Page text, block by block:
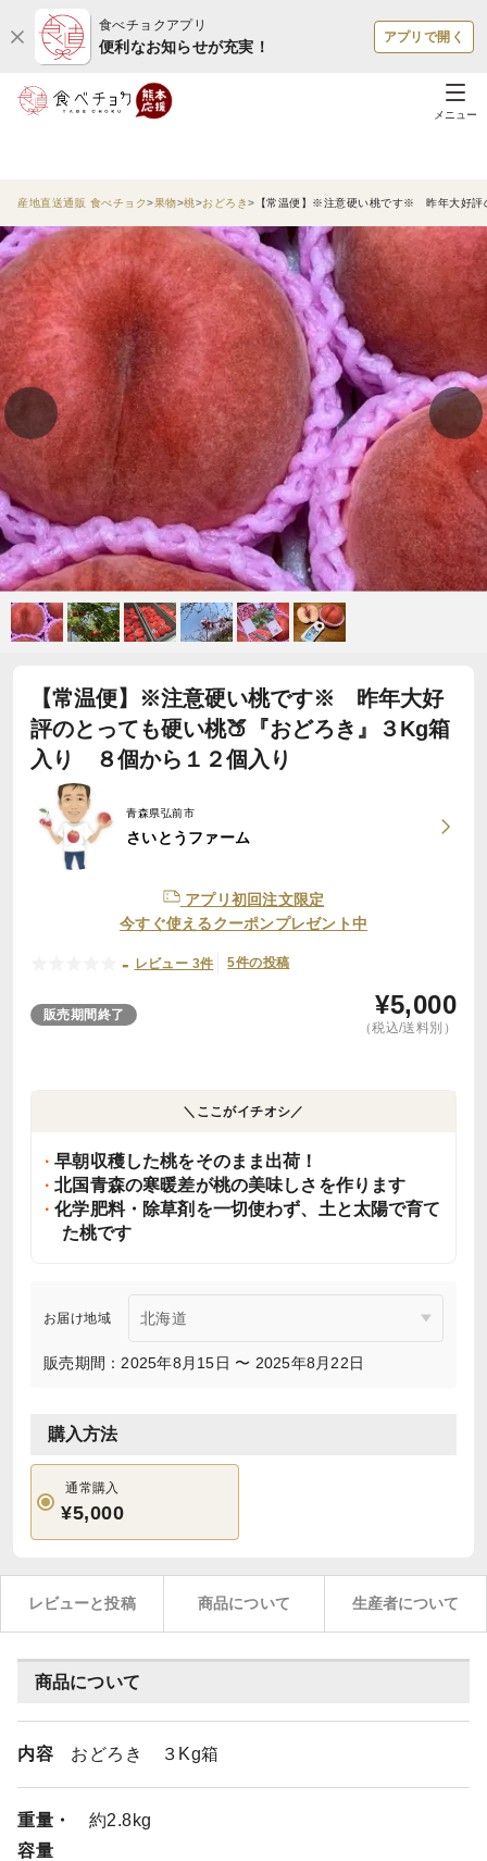
食べチョクアプリ
便利なお知らせが充実！
アプリで開く
メニュー
産地直送通販 食べチョク 果物 桃 おどろき 【常温便】※注意硬い桃です※ 昨年大好評
【常温便】※注意硬い桃です※ 昨年大好
評のとっても硬い桃🍑『おどろき』３Kg箱
入り ８個から１２個入り
青森県弘前市
さいとうファーム
アプリ初回注文限定
今すぐ使えるクーポンプレゼント中
- レビュー 3件 5件の投稿
販売期間終了 ¥5,000
（税込/送料別）
＼ここがイチオシ／
早朝収穫した桃をそのまま出荷！
北国青森の寒暖差が桃の美味しさを作ります
化学肥料・除草剤を一切使わず、土と太陽で育て
た桃です
お届け地域
販売期間：2025年8月15日 〜 2025年8月22日
購入方法
通常購入
¥5,000
レビューと投稿 商品について 生産者について
商品について
内容 おどろき ３Kg箱
重量・
容量
約2.8kg